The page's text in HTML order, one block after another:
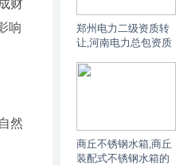
财
响
然
郑州电力二级资质转
让,河南电力总包资质
办理流程是怎样的？
商丘不锈钢水箱,商丘
装配式不锈钢水箱的